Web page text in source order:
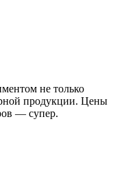
не только
продукции. Цены
— супер.